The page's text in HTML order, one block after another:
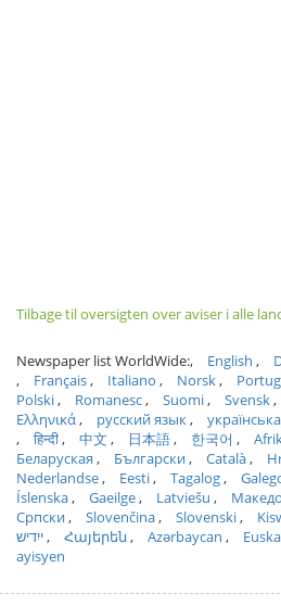
Tilbage til oversigten over aviser i alle
Newspaper list WorldWide: English
Français
Italiano Norsk
Polski
Romanesc Suomi Svensk
Ελληνικά
русский язык
हिन्दी
中文 日本語 한국어
Беларуская
Български Català
Nederlandse
Eesti Tagalog
Íslenska
Gaeilge Latviešu
Српски
Slovenčina Slovenski
ייִדיש
Հայերեն Azərbaycan
ayisyen